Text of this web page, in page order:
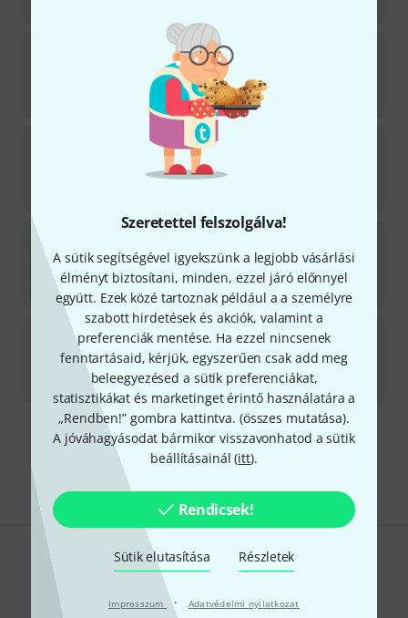
Szeretettel felszolgálva!
A sütik segítségével igyekszünk a legjobb vásárlási
élményt biztosítani, minden, ezzel járó előnnyel
együtt. Ezek közé tartoznak például a a személyre
szabott hirdetések és akciók, valamint a
preferenciák mentése. Ha ezzel nincsenek
fenntartásaid, kérjük, egyszerűen csak add meg
beleegyezésed a sütik preferenciákat,
statisztikákat és marketinget érintő használatára a
„Rendben!” gombra kattintva. (összes mutatása).
A jóváhagyásodat bármikor visszavonhatod a sütik
beállításainál (itt).
Rendicsek!
Sütik elutasítása Részletek
Impresszum · Adatvédelmi nyilatkozat
Hammered Dulcimer d''' 3-fold
Azonnal szállítható
Lenzner 200/1 Kinderzither Strings 20S
Rövid várakozási idő (2-5 nap) után szállítható
Gut D String 1322
3
Beszerzés folyamatban
59 990 Ft
Lenzner Hammered Dulcimer e' 3-fold
Azonnal szállítható
1 799Ft
Díjmentes szállítás 79 000 Ft fölött
Minden ár tartalmazza az ÁFÁ-t
Tetszik, amit látsz?
Megosztás Súgó & Visszajelzések